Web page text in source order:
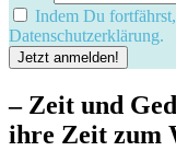
Indem Du
Datenschutzerklärung.
– Zeit ⁤und
ihre ⁤Zeit zum‍